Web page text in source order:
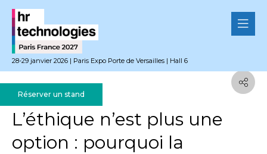
28-29 janvier 2026 | Paris Expo Porte de Versailles | Hall 6
Réserver un stand
01 décembre 2025
L’éthique n’est plus une
option : pourquoi la